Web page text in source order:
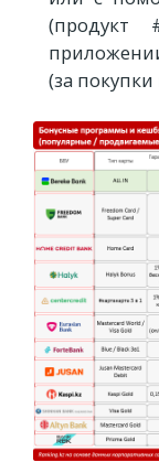
(продукт
(за